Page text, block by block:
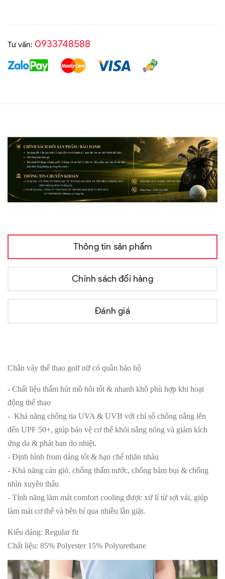
Tư vấn: 0933748588
Thông tin sản phẩm
Chính sách đổi hàng
Đánh giá
Chân váy thể thao golf nữ có quần bảo hộ
- Chất liệu thấm hút mồ hôi tốt & nhanh khô phù hợp khi hoạt
động thể thao
- Khả năng chống tia UVA & UVB với chỉ số chống nắng lên
đến UPF 50+, giúp bảo vệ cơ thể khỏi nắng nóng và giảm kích
ứng da & phát ban do nhiệt.
- Định hình from dáng tốt & hạn chế nhăn nhàu
- Khả năng cản gió, chống thấm nước, chống bám bụi & chống
nhìn xuyên thấu
- Tính năng làm mát comfort cooling được xử lí từ sợi vải, giúp
làm mát cơ thể và bền bỉ qua nhiều lần giặt.
Kiểu dáng: Regular fit
Chất liệu: 85% Polyester 15% Polyurethane